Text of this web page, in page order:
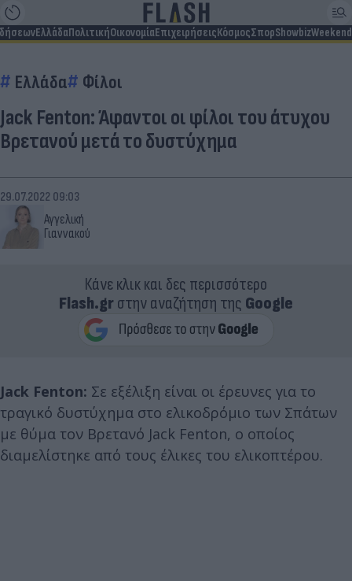
ΕλλάδαΠολιτικήΟικονομίαΕπιχειρήσειςΚόσμοςΣπορShowbizWeekend
Ελλάδα Φίλοι
Jack Fenton: Άφαντοι οι φίλοι του άτυχου
Βρετανού μετά το δυστύχημα
Αγγελική
Γιαννακού
29.07.2022 09:03
Κάνε κλικ και δες περισσότερο
Flash.grστην αναζήτηση της Google
Jack Fenton: Σε εξέλιξη είναι οι έρευνες για το
τραγικό δυστύχημα στο ελικοδρόμιο των Σπάτων
με θύμα τον Βρετανό Jack Fenton, ο οποίος
διαμελίστηκε από τους έλικες του ελικοπτέρου.